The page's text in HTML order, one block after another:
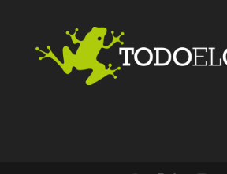
Facebook